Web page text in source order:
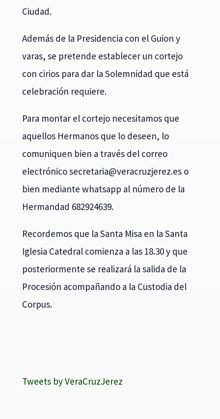
Ciudad.
Además de la Presidencia con el Guion y
varas, se pretende establecer un cortejo
con cirios para dar la Solemnidad que está
celebración requiere.
Para montar el cortejo necesitamos que
aquellos Hermanos que lo deseen, lo
comuniquen bien a través del correo
electrónico
se.ze
rejzu
rcare
v@air
aterc
es
o
bien mediante whatsapp al número de la
Hermandad 682924639.
Recordemos que la Santa Misa en la Santa
Iglesia Catedral comienza a las 18.30 y que
posteriormente se realizará la salida de la
Procesión acompañando a la Custodia del
Corpus.
Tweets by VeraCruzJerez